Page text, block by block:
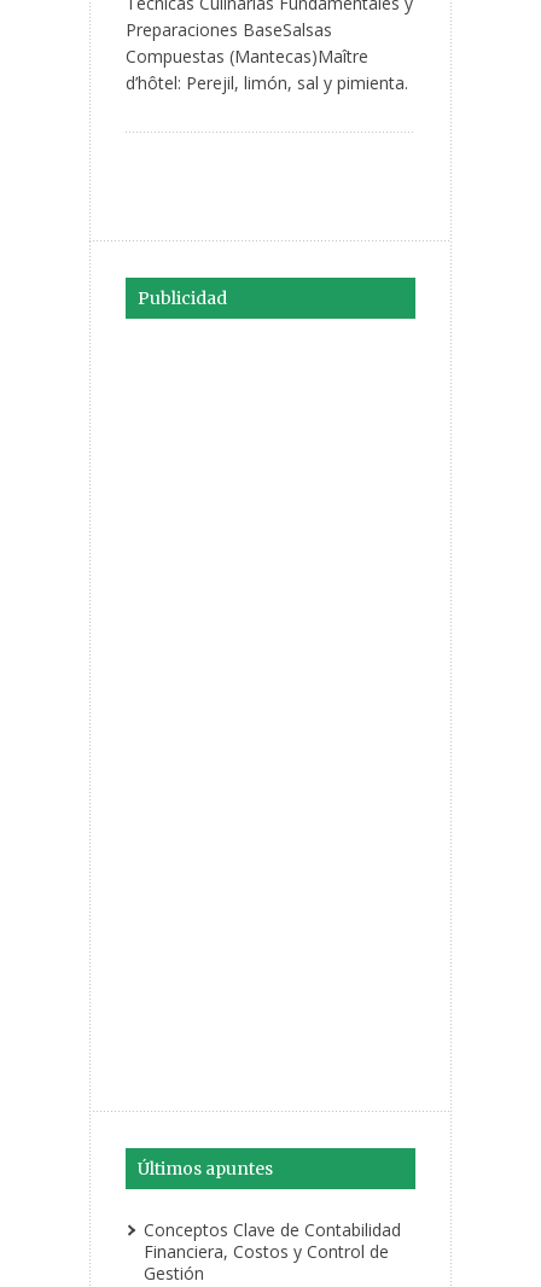
Preparaciones BaseSalsas
Compuestas (Mantecas)Maître
d’hôtel: Perejil, limón, sal y pimienta.
Publicidad
Últimos apuntes
Conceptos Clave de Contabilidad
Financiera, Costos y Control de
Gestión